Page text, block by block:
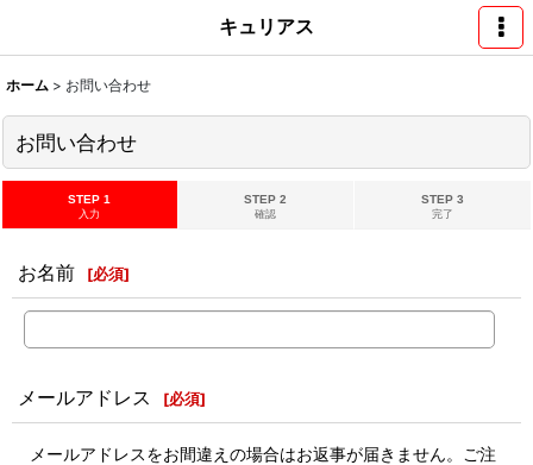
キュリアス
ホーム > お問い合わせ
お問い合わせ
STEP 1
入力
STEP 2
確認
STEP 3
完了
お名前 [必須]
メールアドレス [必須]
メールアドレスをお間違えの場合はお返事が届きません。ご注